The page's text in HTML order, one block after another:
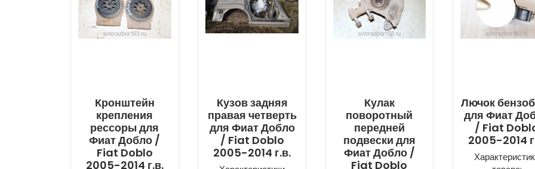
Кронштейн
крепления
рессоры для
Фиат Добло /
Fiat Doblo
2005-2014 г.в.
Кузов задняя
правая четверть
для Фиат Добло
/ Fiat Doblo
2005-2014 г.в.
Кулак
поворотный
передней
подвески для
Фиат Добло /
Fiat Doblo
Лючок
для Фиат
/ Fiat
2005-2014